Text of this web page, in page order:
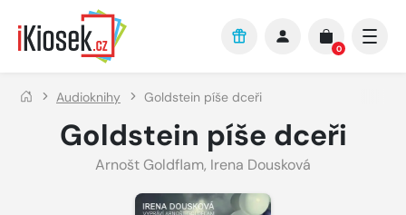
Přejít na hlavní obsah
0
Audioknihy Goldstein píše dceři
Goldstein píše dceři
Arnošt Goldflam, Irena Dousková